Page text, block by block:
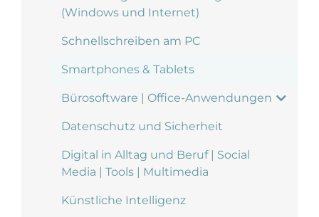
(Windows und Internet)
Schnellschreiben am PC
Smartphones & Tablets
Bürosoftware | Office-Anwendungen
Datenschutz und Sicherheit
Digital in Alltag und Beruf | Social
Media | Tools | Multimedia
Künstliche Intelligenz